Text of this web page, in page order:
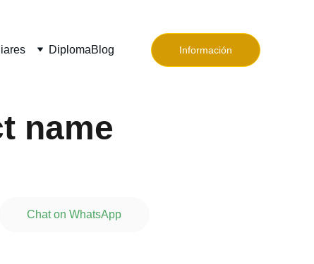
DiplomaBlog Información
name
Chat on WhatsApp